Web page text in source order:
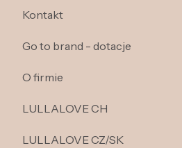
Kontakt
Go to brand - dotacje
O firmie
LULLALOVE CH
LULLALOVE CZ/SK